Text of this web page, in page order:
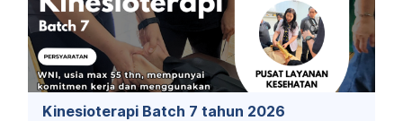
Kinesioterapi Batch 7 tahun 2026